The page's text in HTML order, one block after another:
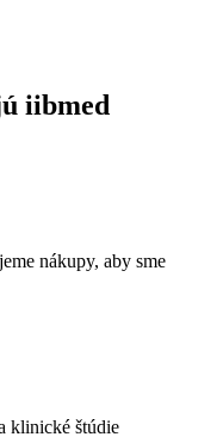
iibmed
nákupy, aby sme
klinické štúdie